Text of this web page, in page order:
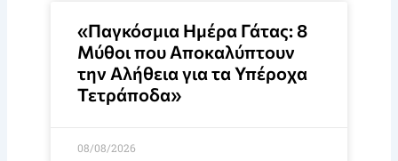
«Παγκόσμια Ημέρα Γάτας: 8
Μύθοι που Αποκαλύπτουν
την Αλήθεια για τα Υπέροχα
Τετράποδα»
08/08/2026